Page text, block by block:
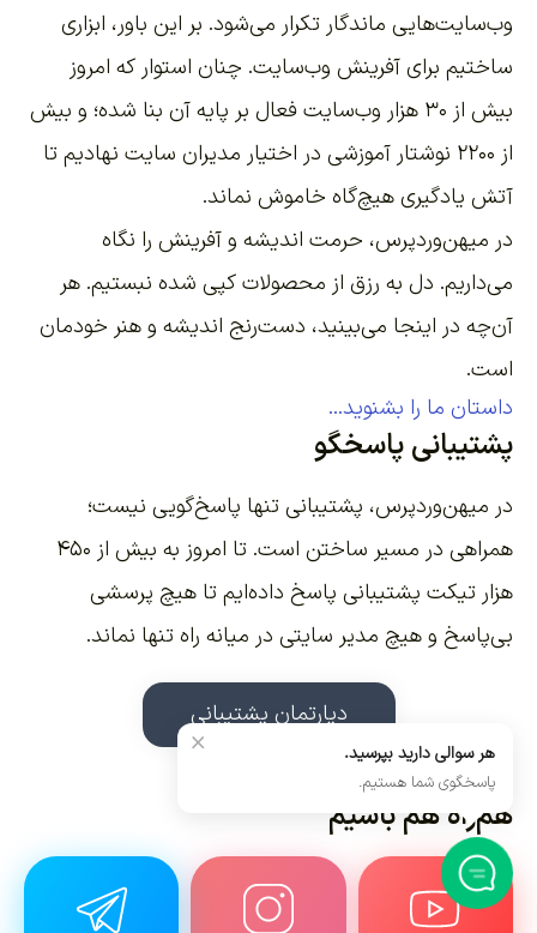
وب‌سایت‌هایی ماندگار تکرار می‌شود. بر این باور، ابزاری
ساختیم برای آفرینش وب‌سایت. چنان استوار که امروز
بیش از ۳۰ هزار وب‌سایت فعال بر پایه آن بنا شده؛ و بیش
از ۲۲۰۰
نوشتار آموزشی در اختیار مدیران سایت نهادیم تا
آتش یادگیری هیچ‌گاه خاموش نماند.
در میهن‌وردپرس، حرمت اندیشه و آفرینش را نگاه
می‌داریم. دل به رزق از محصولات کپی شده نبستیم. هر
آن‌چه در اینجا می‌بینید، دست‌رنج اندیشه و هنر خودمان
است.
داستان ما را بشنوید...
پشتیبانی پاسخگو
در میهن‌وردپرس، پشتیبانی تنها پاسخ‌گویی نیست؛
همراهی در مسیر ساختن است. تا امروز به بیش از ۴۵۰
هزار تیکت پشتیبانی پاسخ داده‌ایم تا هیچ پرسشی
بی‌پاسخ و هیچ مدیر سایتی در میانه راه تنها نماند.
دپارتمان پشتیبانی
هم‌راه هم باشیم
× هر سوالی دارید بپرسید.
پاسخگوی شما هستیم.